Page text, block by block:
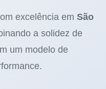
excelência em São
a solidez de
um modelo de